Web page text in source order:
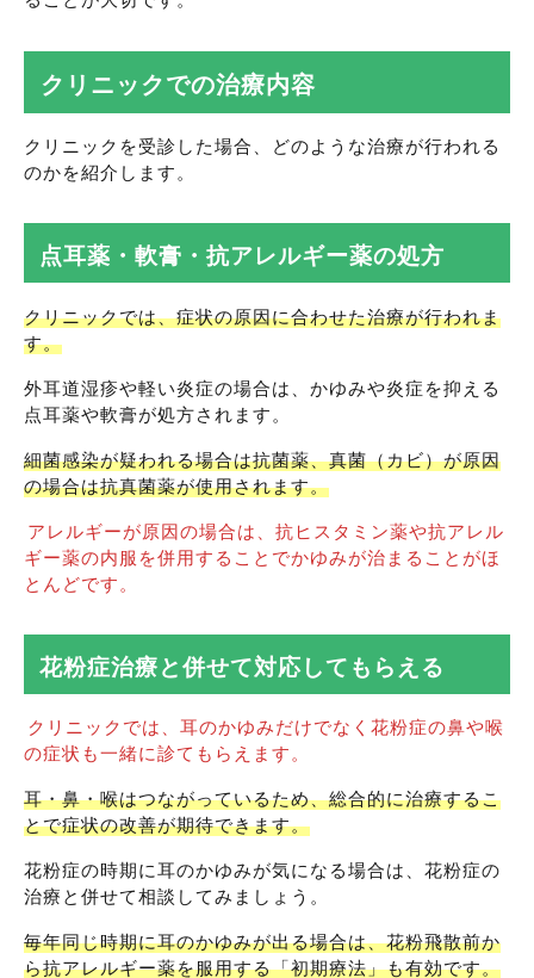
クリニックでの治療内容
クリニックを受診した場合、どのような治療が行われる
のかを紹介します。
点耳薬・軟膏・抗アレルギー薬の処方
クリニックでは、症状の原因に合わせた治療が行われま
す。
外耳道湿疹や軽い炎症の場合は、かゆみや炎症を抑える
点耳薬や軟膏が処方されます。
細菌感染が疑われる場合は抗菌薬、真菌（カビ）が原因
の場合は抗真菌薬が使用されます。
アレルギーが原因の場合は、抗ヒスタミン薬や抗アレル
ギー薬の内服を併用することでかゆみが治まることがほ
とんどです。
花粉症治療と併せて対応してもらえる
クリニックでは、耳のかゆみだけでなく花粉症の鼻や喉
の症状も一緒に診てもらえます。
耳・鼻・喉はつながっているため、総合的に治療するこ
とで症状の改善が期待できます。
花粉症の時期に耳のかゆみが気になる場合は、花粉症の
治療と併せて相談してみましょう。
毎年同じ時期に耳のかゆみが出る場合は、花粉飛散前か
ら抗アレルギー薬を服用する「初期療法」も有効です。